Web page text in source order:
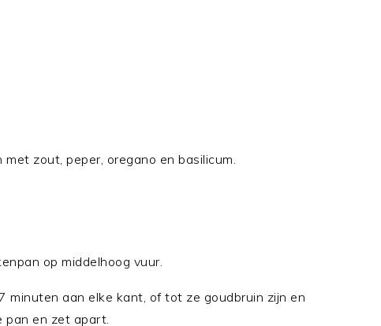
zout, peper, oregano en basilicum.
op middelhoog vuur.
minuten aan elke kant, of tot ze goudbruin zijn en
pan en zet apart.